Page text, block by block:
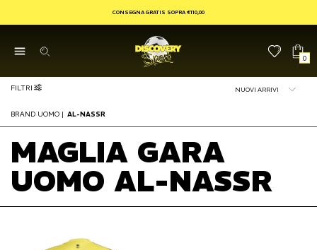
CONSEGNA GRATIS SOPRA €110,00
0
FILTRI
BRAND UOMO | AL-NASSR
MAGLIA GARA
UOMO AL-NASSR